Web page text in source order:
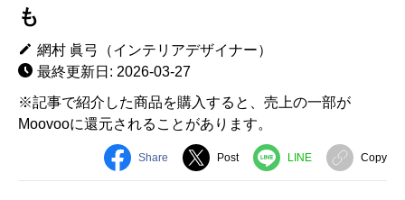
も
網村 眞弓（インテリアデザイナー）
最終更新日: 2026-03-27
※記事で紹介した商品を購入すると、売上の一部が
Moovooに還元されることがあります。
Share Post LINE Copy